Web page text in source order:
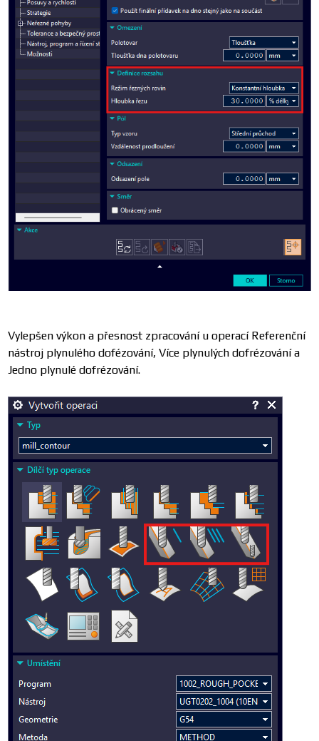
Vylepšen výkon a přesnost zpracování u operací Referenční
nástroj plynulého dofézování, Více plynulých dofrézování a
Jedno plynulé dofrézování.